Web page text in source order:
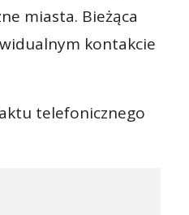
miasta. Bieżąca
kontakcie
telefonicznego